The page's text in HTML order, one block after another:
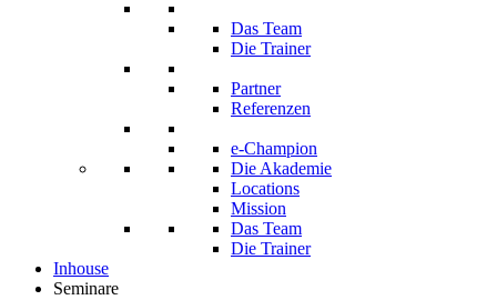
Das Team
Die Trainer
Partner
Referenzen
e-Champion
Die Akademie
Locations
Mission
Das Team
Die Trainer
Inhouse
Seminare